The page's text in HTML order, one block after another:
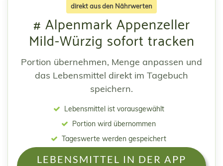
direkt aus den Nährwerten
# Alpenmark Appenzeller
Mild-Würzig sofort tracken
Portion übernehmen, Menge anpassen und
das Lebensmittel direkt im Tagebuch
speichern.
Lebensmittel ist vorausgewählt
Portion wird übernommen
Tageswerte werden gespeichert
LEBENSMITTEL IN DER APP